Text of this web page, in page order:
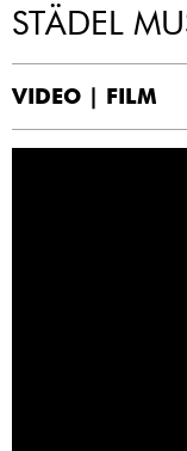
STÄDEL
VIDEO | FILM